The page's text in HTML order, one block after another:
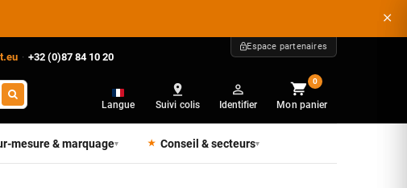
· +32 (0)87 84 10 20
Espace partenaires
Langue Suivi colis Identifier
0
Mon panier
mesure & marquage▾ Conseil & secteurs▾